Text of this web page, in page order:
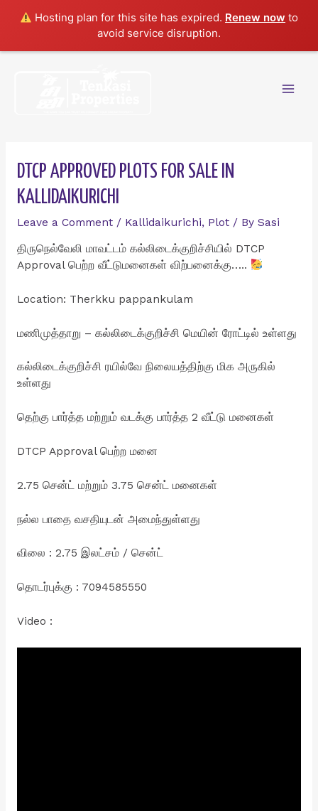
Hosting plan for this site has expired. Renew now to
avoid service disruption.
DTCP APPROVED PLOTS FOR SALE IN
KALLIDAIKURICHI
Leave a Comment / Kallidaikurichi, Plot/ By Sasi
திருநெல்வேலி மாவட்டம் கல்லிடைக்குறிச்சியில் DTCP
Approval பெற்ற வீட்டுமனைகள் விற்பனைக்கு…..
Location: Therkku pappankulam
மணிமுத்தாறு – கல்லிடைக்குறிச்சி மெயின் ரோட்டில் உள்ளது
கல்லிடைக்குறிச்சி ரயில்வே நிலையத்திற்கு மிக அருகில்
உள்ளது
தெற்கு பார்த்த மற்றும் வடக்கு பார்த்த 2 வீட்டு மனைகள்
DTCP Approval பெற்ற மனை
2.75 சென்ட் மற்றும் 3.75 சென்ட் மனைகள்
நல்ல பாதை வசதியுடன் அமைந்துள்ளது
விலை : 2.75 இலட்சம் / சென்ட்
தொடர்புக்கு : 7094585550
Video :